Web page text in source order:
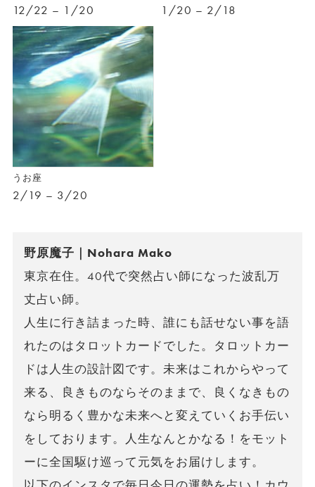
12/22 – 1/20 1/20 – 2/18
うお座
2/19 – 3/20
野原魔子｜Nohara Mako
東京在住。40代で突然占い師になった波乱万
丈占い師。
人生に行き詰まった時、誰にも話せない事を語
れたのはタロットカードでした。タロットカー
ドは人生の設計図です。未来はこれからやって
来る、良きものならそのままで、良くなきもの
なら明るく豊かな未来へと変えていくお手伝い
をしております。人生なんとかなる！をモット
ーに全国駆け巡って元気をお届けします。